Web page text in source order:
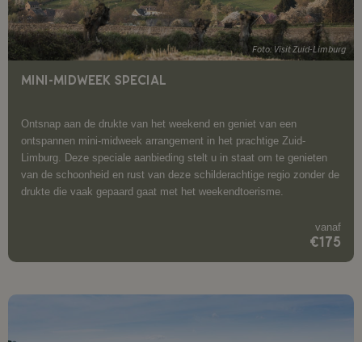
Foto: Visit Zuid-Limburg
MINI-MIDWEEK SPECIAL
Ontsnap aan de drukte van het weekend en geniet van een
ontspannen mini-midweek arrangement in het prachtige Zuid-
Limburg. Deze speciale aanbieding stelt u in staat om te genieten
van de schoonheid en rust van deze schilderachtige regio zonder de
drukte die vaak gepaard gaat met het weekendtoerisme.
vanaf
€175